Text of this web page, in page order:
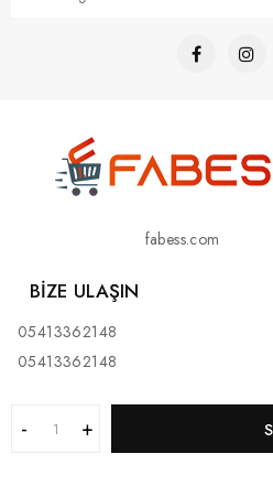
fabess.com
BIZE ULAŞIN
05413362148
05413362148
KURUMSAL